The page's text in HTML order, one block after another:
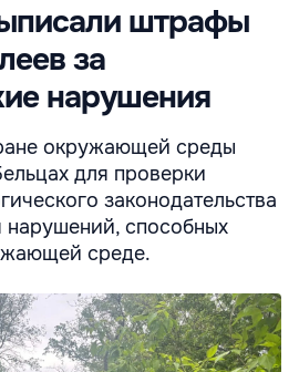
штрафы
за
нарушения
окружающей среды
для проверки
законодательства
способных
среде.